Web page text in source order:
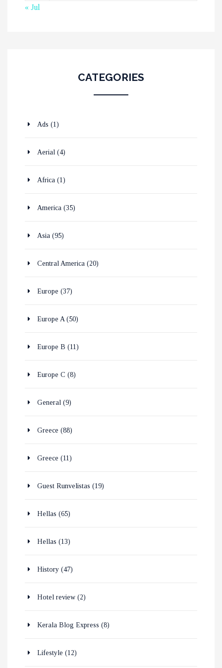
« Jul
CATEGORIES
Ads (1)
Aerial (4)
Africa (1)
America (35)
Asia (95)
Central America (20)
Europe (37)
Europe A (50)
Europe B (11)
Europe C (8)
General (9)
Greece (88)
Greece (11)
Guest Runvelistas (19)
Hellas (65)
Hellas (13)
History (47)
Hotel review (2)
Kerala Blog Express (8)
Lifestyle (12)